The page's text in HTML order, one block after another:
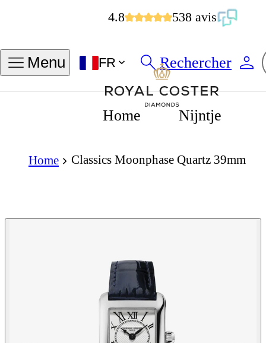
4.8 538 avis
Menu FR Rechercher
Home Nijntje
Home Classics Moonphase Quartz 39mm